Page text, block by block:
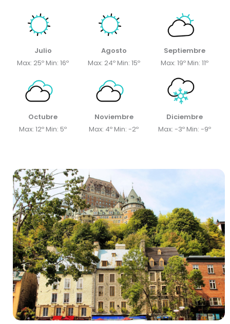
Julio
Max: 25º Min: 16º
Agosto
Max: 24º Min: 15º
Septiembre
Max: 19º Min: 11º
Octubre
Max: 12º Min: 5º
Noviembre
Max: 4º Min: -2º
Diciembre
Max: -3º Min: -9º